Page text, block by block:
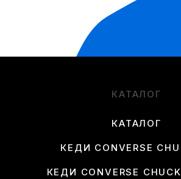
КАТАЛОГ
КАТАЛОГ
КЕДИ CONVERSE
КЕДИ CONVERSE